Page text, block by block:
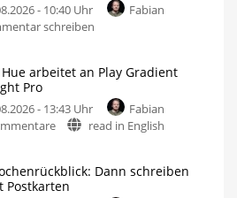
- 10:40 Uhr
Fabian
schreiben
arbeitet an Play Gradient
Pro
- 13:43 Uhr
Fabian
read in English
Dann schreiben
Postkarten